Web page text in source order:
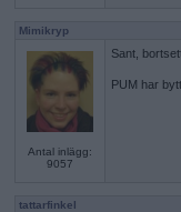
Mimikryp
Antal inlägg:
9057
Sant,
PUM har
tattarfinkel